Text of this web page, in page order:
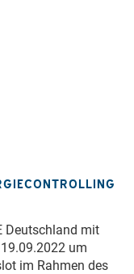
Deutschland mit
um
im Rahmen des